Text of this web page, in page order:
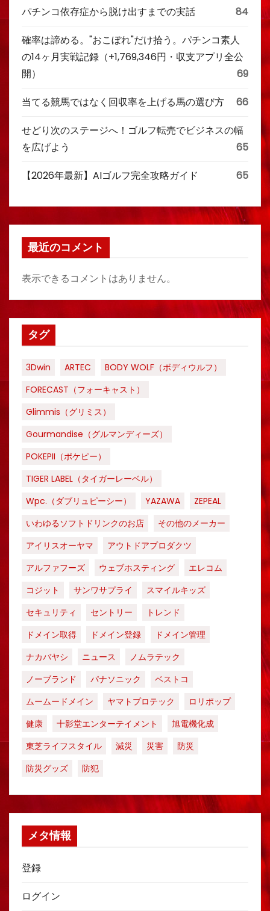
パチンコ依存症から脱け出すまでの実話 84
確率は諦める。"おこぼれ"だけ拾う。パチンコ素人
の14ヶ月実戦記録（+1,769,346円・収支アプリ全公
開）
69
当てる競馬ではなく回収率を上げる馬の選び方 66
せどり次のステージへ！ゴルフ転売でビジネスの幅
を広げよう
65
【2026年最新】AIゴルフ完全攻略ガイド 65
最近のコメント
表示できるコメントはありません。
タグ
3Dwin ARTEC
BODY WOLF（ボディウルフ）
FORECAST（フォーキャスト）
Glimmis（グリミス）
Gourmandise（グルマンディーズ）
POKEPII（ポケピー）
TIGER LABEL（タイガーレーベル）
Wpc.（ダブリュピーシー）
YAZAWA
ZEPEAL
いわゆるソフトドリンクのお店
その他のメーカー
アイリスオーヤマ
アウトドアプロダクツ
アルファフーズ
ウェブホスティング
エレコム
コジット
サンワサプライ
スマイルキッズ
セキュリティ
セントリー
トレンド
ドメイン取得
ドメイン登録
ドメイン管理
ナカバヤシ
ニュース
ノムラテック
ノーブランド
パナソニック
ベストコ
ムームードメイン
ヤマトプロテック
ロリポップ
健康
十影堂エンターテイメント
旭電機化成
東芝ライフスタイル
減災 災害
防災
防災グッズ
防犯
メタ情報
登録
ログイン